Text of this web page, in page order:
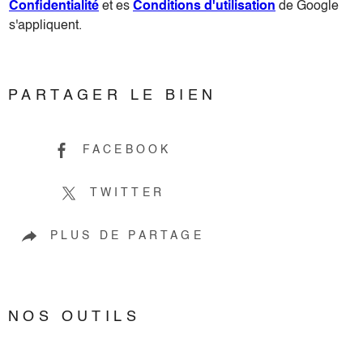
Confidentialité et es Conditions d'utilisation de Google
s'appliquent.
PARTAGER LE BIEN
FACEBOOK
TWITTER
PLUS DE PARTAGE
NOS OUTILS